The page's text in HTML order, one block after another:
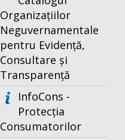
Organizațiilor
Neguvernamentale
pentru Evidență,
Consultare și
Transparență
InfoCons -
Protecția
Consumatorilor